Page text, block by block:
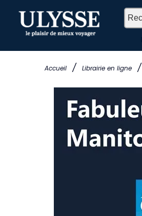
Accueil / Librairie en ligne /